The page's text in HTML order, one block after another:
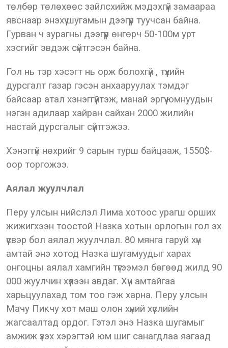
төлбөр төлөхөөс зайлсхийж мэдэхгүй замаараа
явснаар энэхүү шугамын дээгүүр туучсан байна.
Гурван ч зурагны дээгүүр өнгөрч 50-100м урт
хэсгийг эвдэж сүйтгэсэн байна.
Гол нь тэр хэсэгт нь орж болохгүй , түүхийн
дурсгалт газар гэсэн анхааруулах тэмдэг
байсаар атал хэнэггүйтэж, манай эргүү юмнуудын
нэгэн адилаар хайран сайхан 2000 жилийн
настай дурсгалыг сүйтгэжээ.
Хэнэггүй нөхрийг 9 сарын турш байцааж, 1550$-
оор торгожээ.
Аялал жуулчлал
Перу улсын нийслэл Лима хотоос урагш орших
жижигхээн тоостой Назка хотын орлогын гол эх
үүсвэр бол аялал жуулчлал. 80 мянга гаруй хүн
амтай энэ хотод Назка шугамуудыг харах
онгоцны аялал хамгийн түгээмэл бөгөөд жилд 90
000 жуулчин хүлээн авдаг. Хүн амтайгаа
харьцуулахад том тоо гэж харна. Перу улсын
Мачу Пикчу хот маш олон хүний хүслийн
жагсаалтад ордог. Гэтэл энэ Назка шугамыг
амжиж үзэх хэрэгтэй юм шиг санагдлаа яагаад